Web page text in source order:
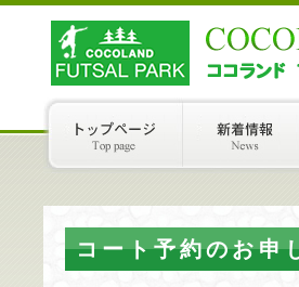
コート予約のお申